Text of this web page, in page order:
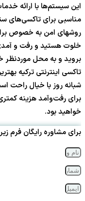
این سیستم‌ها با ارائه
مناسبی برای تاکسی‌های
روشهای امن به خصوص
خلوت هستید و رفت و
بروید و به محل
تاکسی اینترنتی ترکیه
شبانه روز با خیال راحت
برای رفت‌و‌آمد هزینه
خواهید بود.
برای مشاوره رایگان فرم